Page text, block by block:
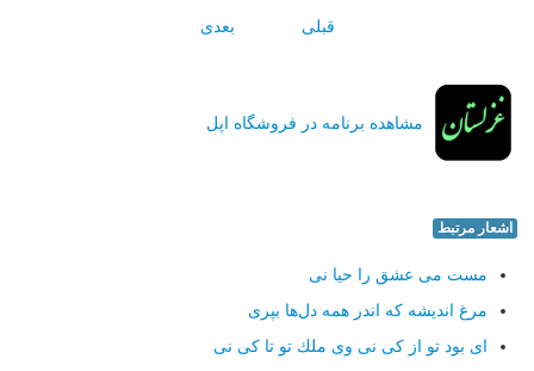
قبلی بعدی
مشاهده برنامه در فروشگاه اپل
اشعار مرتبط
مست می عشق را حیا نی
مرغ اندیشه كه اندر همه دل‌ها بپری
ای بود تو از كی نی وی ملك تو تا كی نی